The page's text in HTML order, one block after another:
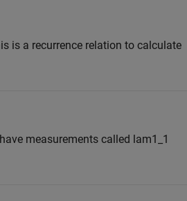
is a recurrence relation to calculate
measurements called lam1_1